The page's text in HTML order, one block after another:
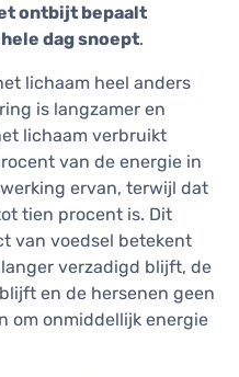
ontbijt bepaalt
dag snoept.
lichaam heel anders
is langzamer en
lichaam verbruikt
van de energie in
ervan, terwijl dat
tien procent is. Dit
van voedsel betekent
verzadigd blijft, de
en de hersenen geen
om onmiddellijk energie